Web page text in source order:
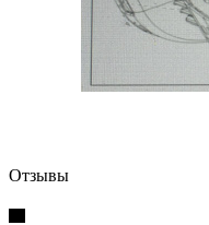
Отзывы